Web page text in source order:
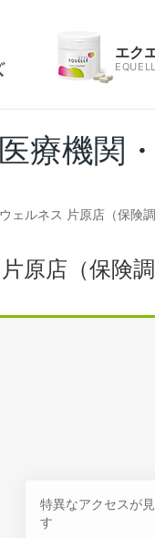
エク
療機関
ウェルネス 片原店（保険調
原店（保険調
特異なアクセスが
す